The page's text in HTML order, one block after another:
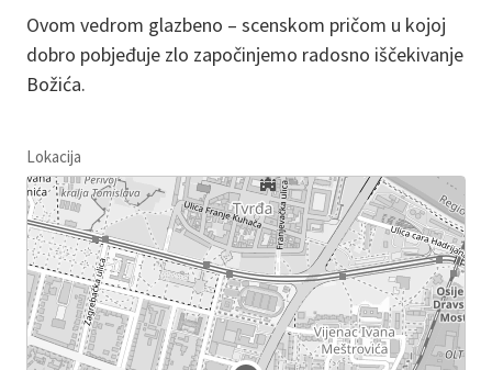
Ovom vedrom glazbeno – scenskom pričom u kojoj
dobro pobjeđuje zlo započinjemo radosno iščekivanje
Božića.
Lokacija